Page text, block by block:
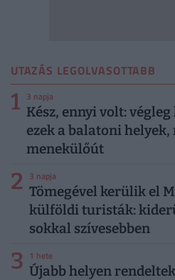
UTAZÁS LEGOLVASOTTABB
1 3 napja
Kész, ennyi volt:
ezek a balatoni helyek,
menekülőút
2 3 napja
Tömegével kerülik el
külföldi turisták:
sokkal szívesebben
3 1 hete
Újabb helyen